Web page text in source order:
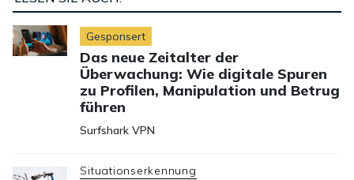
Gesponsert
Das neue Zeitalter der
Überwachung: Wie digitale Spuren
zu Profilen, Manipulation und Betrug
führen
Surfshark VPN
Situationserkennung